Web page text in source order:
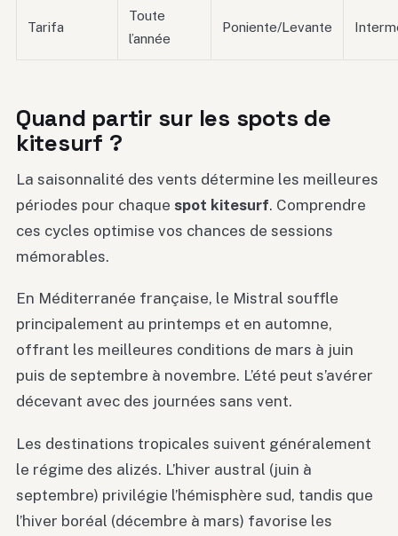
Tarifa
Toute
l’année
Poniente/Levante
Quand partir sur les spots de
kitesurf ?
La saisonnalité des vents détermine les meilleures
périodes pour chaque spot kitesurf. Comprendre
ces cycles optimise vos chances de sessions
mémorables.
En Méditerranée française, le Mistral souffle
principalement au printemps et en automne,
offrant les meilleures conditions de mars à juin
puis de septembre à novembre. L’été peut s’avérer
décevant avec des journées sans vent.
Les destinations tropicales suivent généralement
le régime des alizés. L’hiver austral (juin à
septembre) privilégie l’hémisphère sud, tandis que
l’hiver boréal (décembre à mars) favorise les